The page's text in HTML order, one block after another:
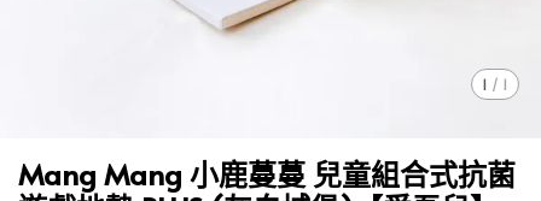
1 / 1
Mang Mang 小鹿蔓蔓 兒童組合式抗菌